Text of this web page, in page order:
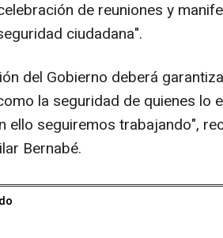
de reuniones y
ciudadana".
del Gobierno deberá
la seguridad de quienes lo
ello seguiremos trabajando",
Bernabé.